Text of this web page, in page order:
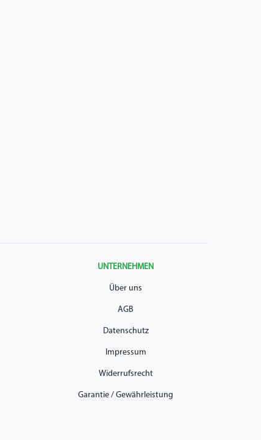
UNTERNEHMEN
Über uns
AGB
Datenschutz
Impressum
Widerrufsrecht
Garantie / Gewährleistung